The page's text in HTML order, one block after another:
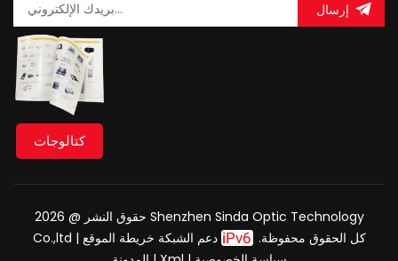
إرسال
كتالوجات
حقوق النشر @ 2026 Shenzhen Sinda Optic Technology
Co.,ltd كل الحقوق محفوظة.
دعم الشبكة خريطة الموقع |